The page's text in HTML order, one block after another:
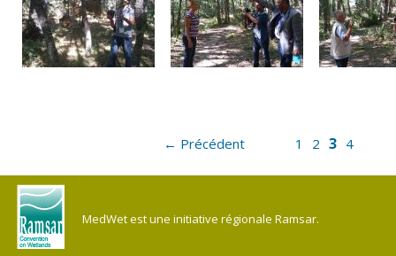
← Précédent 1 2 3 4
MedWet est une initiative régionale Ramsar.